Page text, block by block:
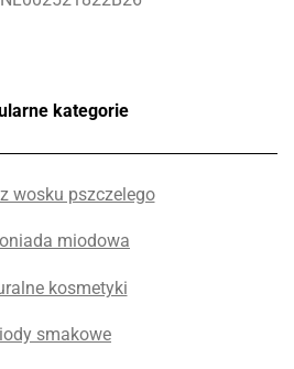
kategorie
wosku pszczelego
miodowa
kosmetyki
smakowe